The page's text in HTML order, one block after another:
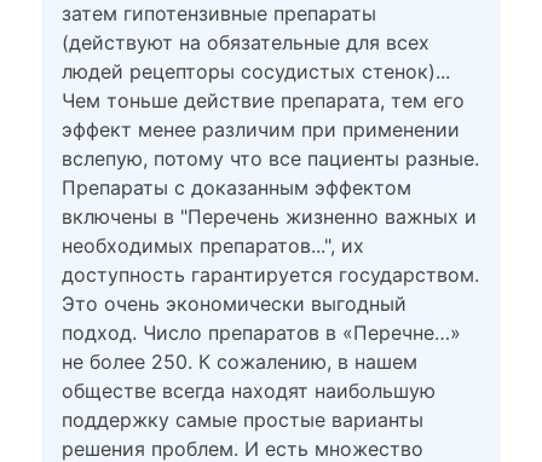
затем гипотензивные препараты
(действуют на обязательные для всех
людей рецепторы сосудистых стенок)...
Чем тоньше действие препарата, тем его
эффект менее различим при применении
вслепую, потому что все пациенты разные.
Препараты с доказанным эффектом
включены в "Перечень жизненно важных и
необходимых препаратов...", их
доступность гарантируется государством.
Это очень экономически выгодный
подход. Число препаратов в «Перечне…»
не более 250. К сожалению, в нашем
обществе всегда находят наибольшую
поддержку самые простые варианты
решения проблем. И есть множество